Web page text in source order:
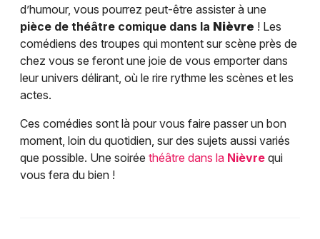
d’humour, vous pourrez peut-être assister à une
pièce de théâtre comique dans la Nièvre ! Les
comédiens des troupes qui montent sur scène près de
chez vous se feront une joie de vous emporter dans
leur univers délirant, où le rire rythme les scènes et les
actes.
Ces comédies sont là pour vous faire passer un bon
moment, loin du quotidien, sur des sujets aussi variés
que possible. Une soirée théâtre dans la Nièvre qui
vous fera du bien !